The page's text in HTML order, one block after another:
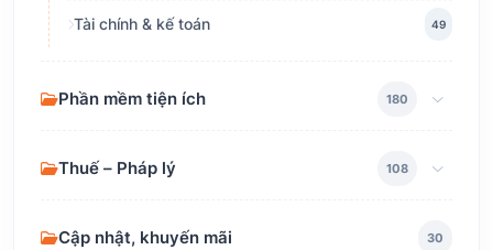
Tài chính & kế toán 49
Phần mềm tiện ích 180
Thuế – Pháp lý 108
Cập nhật, khuyến mãi 30